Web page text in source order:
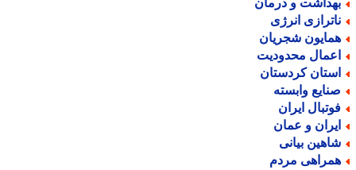
و درمان
انرژی
شجریان
محدودیت
کردستان
وابسته
ایران
و عمان
بیانی
مردم